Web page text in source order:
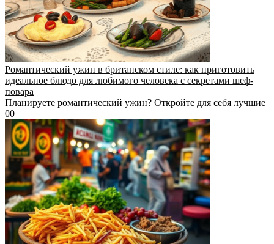
Романтический ужин в британском стиле: как приготовить
идеальное блюдо для любимого человека с секретами шеф-
повара
Планируете романтический ужин? Откройте для себя лучшие
00